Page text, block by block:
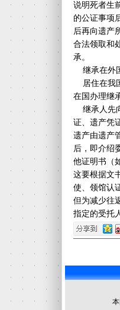
说明死者生
的公证事项
后再向遗产
合法领取和
承。
继承在外
居住在我
在国办理继
继承人先
证、遗产凭
遗产由遗产
后，即介绍
他证明书（
这要根据文
使、领馆认
但为减少往
指定的受托